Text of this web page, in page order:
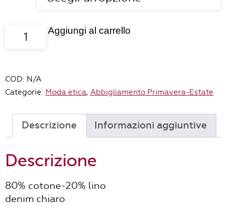
Aggiungi al carrello
COD: N/A
Categorie: Moda etica, Abbigliamento Primavera-Estate
Descrizione Informazioni aggiuntive
Descrizione
80% cotone-20% lino
denim chiaro